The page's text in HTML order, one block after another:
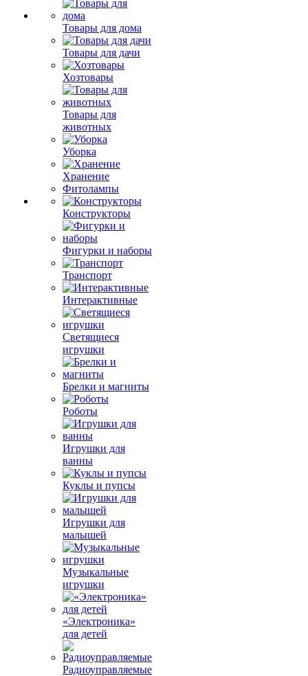
Товары для дома
Товары для дачи
Хозтовары
Товары для
животных
Уборка
Хранение
Фитолампы
Конструкторы
Фигурки и наборы
Транспорт
Интерактивные
Светящиеся
игрушки
Брелки и магниты
Роботы
Игрушки для
ванны
Куклы и пупсы
Игрушки для
малышей
Музыкальные
игрушки
«Электроника»
для детей
Радиоуправляемые